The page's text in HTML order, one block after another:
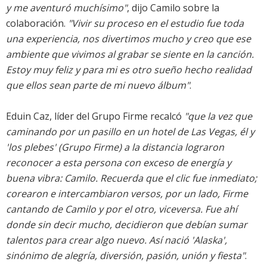
y me aventuró muchísimo", dijo Camilo sobre la
colaboración. "Vivir su proceso en el estudio fue toda
una experiencia, nos divertimos mucho y creo que ese
ambiente que vivimos al grabar se siente en la canción.
Estoy muy feliz y para mi es otro sueño hecho realidad
que ellos sean parte de mi nuevo álbum".
Eduin Caz, líder del Grupo Firme recalcó "que la vez que
caminando por un pasillo en un hotel de Las Vegas, él y
'los plebes' (Grupo Firme) a la distancia lograron
reconocer a esta persona con exceso de energía y
buena vibra: Camilo. Recuerda que el clic fue inmediato;
corearon e intercambiaron versos, por un lado, Firme
cantando de Camilo y por el otro, viceversa. Fue ahí
donde sin decir mucho, decidieron que debían sumar
talentos para crear algo nuevo. Así nació 'Alaska',
sinónimo de alegría, diversión, pasión, unión y fiesta".